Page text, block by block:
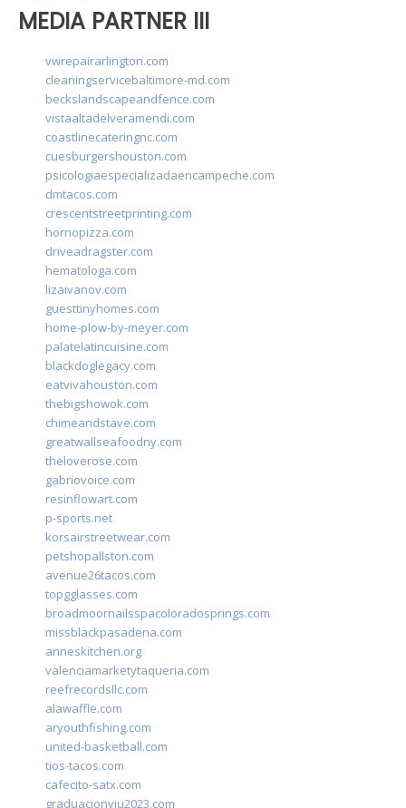
MEDIA PARTNER III
vwrepairarlington.com
cleaningservicebaltimore-md.com
beckslandscapeandfence.com
vistaaltadelveramendi.com
coastlinecateringnc.com
cuesburgershouston.com
psicologiaespecializadaencampeche.com
dmtacos.com
crescentstreetprinting.com
hornopizza.com
driveadragster.com
hematologa.com
lizaivanov.com
guesttinyhomes.com
home-plow-by-meyer.com
palatelatincuisine.com
blackdoglegacy.com
eatvivahouston.com
thebigshowok.com
chimeandstave.com
greatwallseafoodny.com
theloverose.com
gabriovoice.com
resinflowart.com
p-sports.net
korsairstreetwear.com
petshopallston.com
avenue26tacos.com
topgglasses.com
broadmoornailsspacoloradosprings.com
missblackpasadena.com
anneskitchen.org
valenciamarketytaqueria.com
reefrecordsllc.com
alawaffle.com
aryouthfishing.com
united-basketball.com
tios-tacos.com
cafecito-satx.com
graduacionviu2023.com